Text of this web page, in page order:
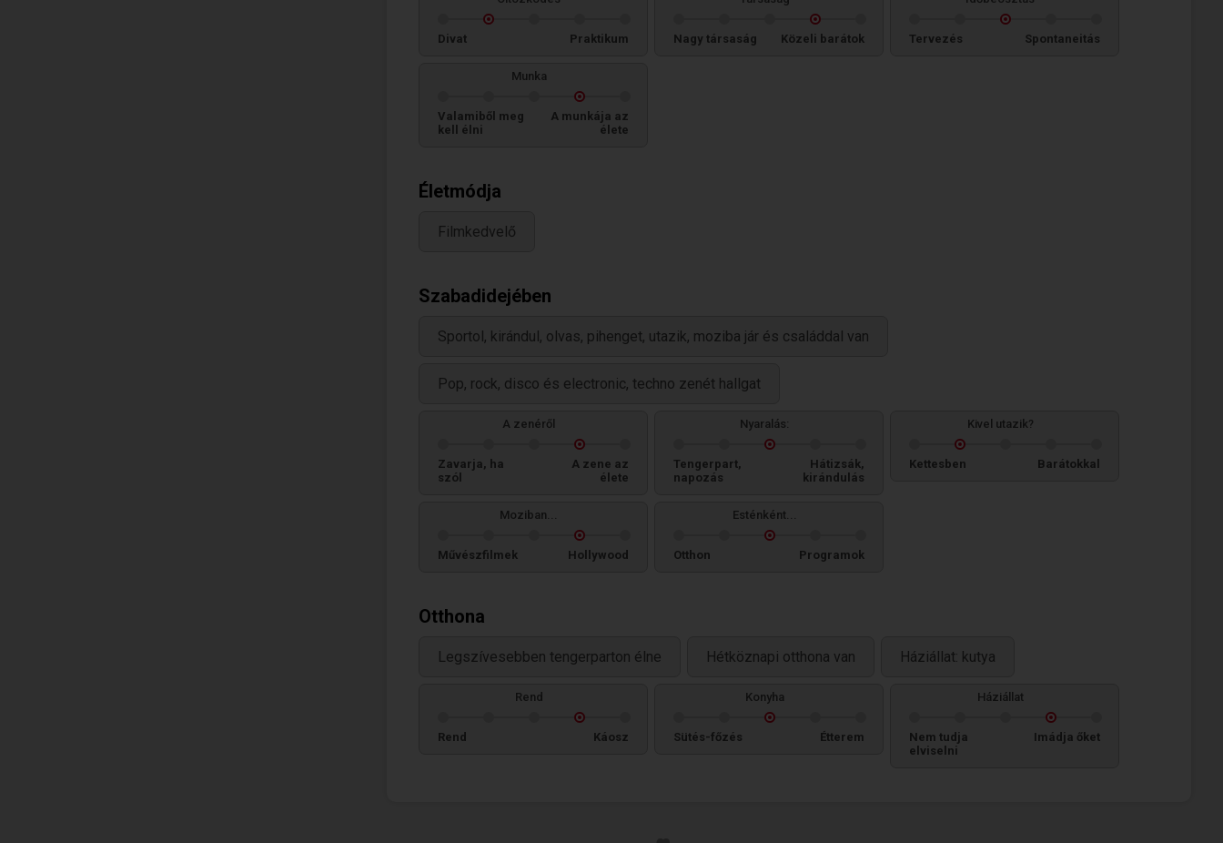
Divat Praktikum Nagy társaság Közeli barátok Tervezés Spontaneitás
Munka
Valamiből meg
kell élni
A munkája az
élete
Életmódja
Filmkedvelő
Szabadidejében
Sportol, kirándul, olvas, pihenget, utazik, moziba jár és családdal van
Pop, rock, disco és electronic, techno zenét hallgat
A zenéről
Zavarja, ha
szól
A zene az
élete
Nyaralás:
Tengerpart,
napozás
Hátizsák,
kirándulás
Kivel utazik?
Kettesben Barátokkal
Moziban...
Művészfilmek Hollywood
Esténként...
Otthon Programok
Otthona
Legszívesebben tengerparton élne Hétköznapi otthona van Háziállat: kutya
Rend
Rend Káosz
Konyha
Sütés-főzés Étterem
Háziállat
Nem tudja
elviselni
Imádja őket